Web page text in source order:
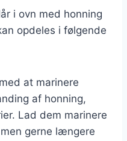
i ovn med honning
opdeles i følgende
at marinere
af honning,
Lad dem marinere
gerne længere